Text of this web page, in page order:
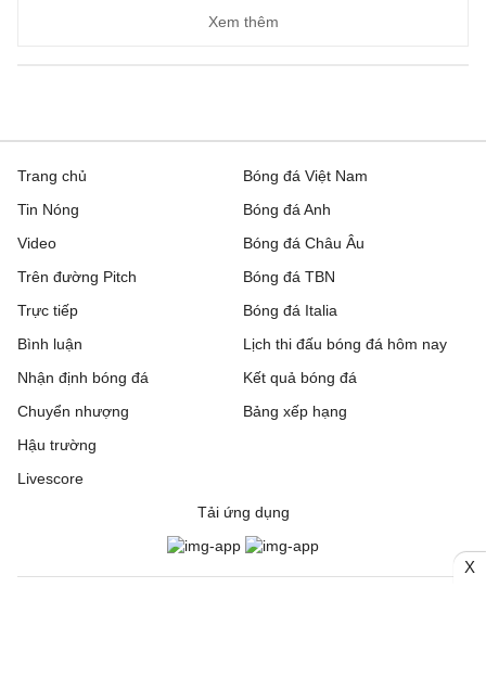
Xem thêm
Trang chủ
Tin Nóng
Video
Trên đường Pitch
Trực tiếp
Bóng đá Việt Nam
Bóng đá Anh
Bóng đá Châu Âu
Bóng đá TBN
Bóng đá Italia
Bình luận
Nhận định bóng đá
Chuyển nhượng
Hậu trường
Livescore
Lịch thi đấu bóng đá hôm nay
Kết quả bóng đá
Bảng xếp hạng
Tải ứng dụng
X